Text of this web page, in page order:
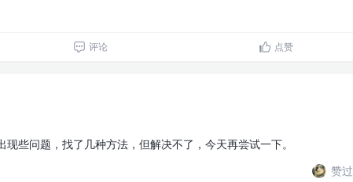
评论 点赞
些问题，找了几种方法，但解决不了，今天再尝试一下。
赞过